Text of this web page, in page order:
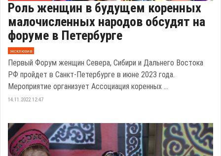
Роль женщин в будущем коренных
малочисленных народов обсудят на
форуме в Петербурге
эксклюзив
Первый Форум женщин Севера, Сибири и Дальнего Востока
РФ пройдет в Санкт-Петербурге в июне 2023 года.
Мероприятие организует Ассоциация коренных ...
14.11.2022 12:47